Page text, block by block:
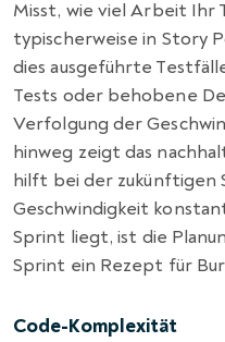
Misst, wie viel Arbeit Ihr
typischerweise in Story
dies ausgeführte
Tests oder behobene
Verfolgung der
hinweg zeigt das
hilft bei der zukünftigen
Geschwindigkeit
Sprint liegt, ist die
Sprint ein Rezept für
Code-Komplexität